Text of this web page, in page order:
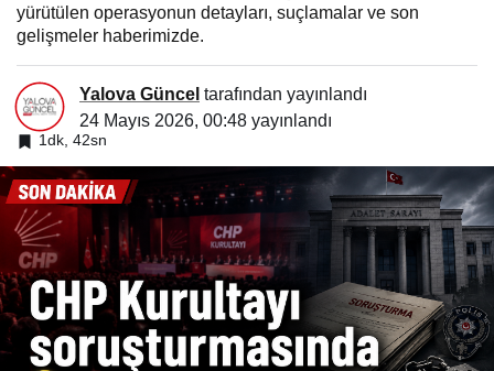
yürütülen operasyonun detayları, suçlamalar ve son
gelişmeler haberimizde.
Yalova Güncel tarafından yayınlandı
24 Mayıs 2026, 00:48 yayınlandı
1dk, 42sn